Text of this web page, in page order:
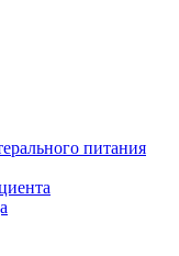
питания